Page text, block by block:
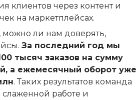
клиентов через контент и
на маркетплейсах.
ли нам доверять,
За последний год мы
тысяч заказов на сумму
а ежемесячный оборот уже
. Таких результатов команда
работе и